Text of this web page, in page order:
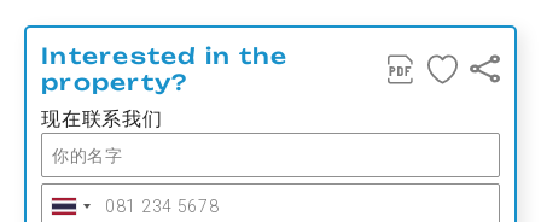
Interested in the
property?
现在联系我们